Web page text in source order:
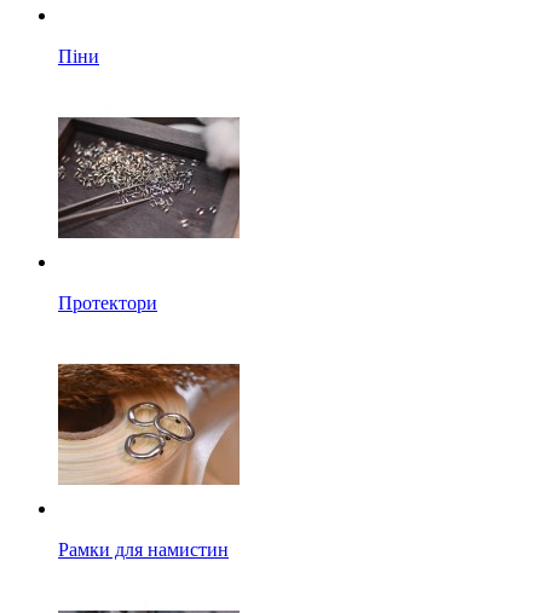
Піни
Протектори
Рамки для намистин